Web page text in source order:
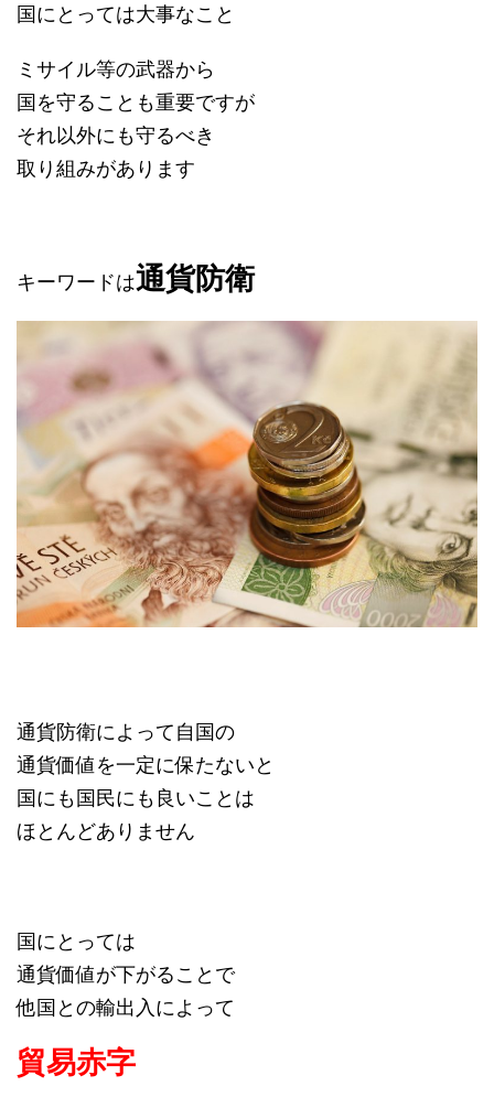
国にとっては大事なこと
ミサイル等の武器から
国を守ることも重要ですが
それ以外にも守るべき
取り組みがあります
キーワードは通貨防衛
通貨防衛によって自国の
通貨価値を一定に保たないと
国にも国民にも良いことは
ほとんどありません
国にとっては
通貨価値が下がることで
他国との輸出入によって
貿易赤字